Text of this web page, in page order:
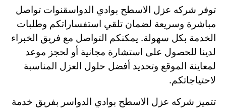
توفر شركه عزل الاسطح بوادي الدواسقنوات تواصل
مباشرة وسريعة لضمان تلقي استفساراتكم وطلبات
الخدمة بكل سهولة. يمكنكم التواصل مع فريق الخبراء
لدينا للحصول على استشارة مجانية أو لحجز موعد
لمعاينة الموقع وتحديد أفضل حلول العزل المناسبة
لاحتياجاتكم.
تتميز شركه عزل الاسطح بوادي الدواسر بفريق خدمة